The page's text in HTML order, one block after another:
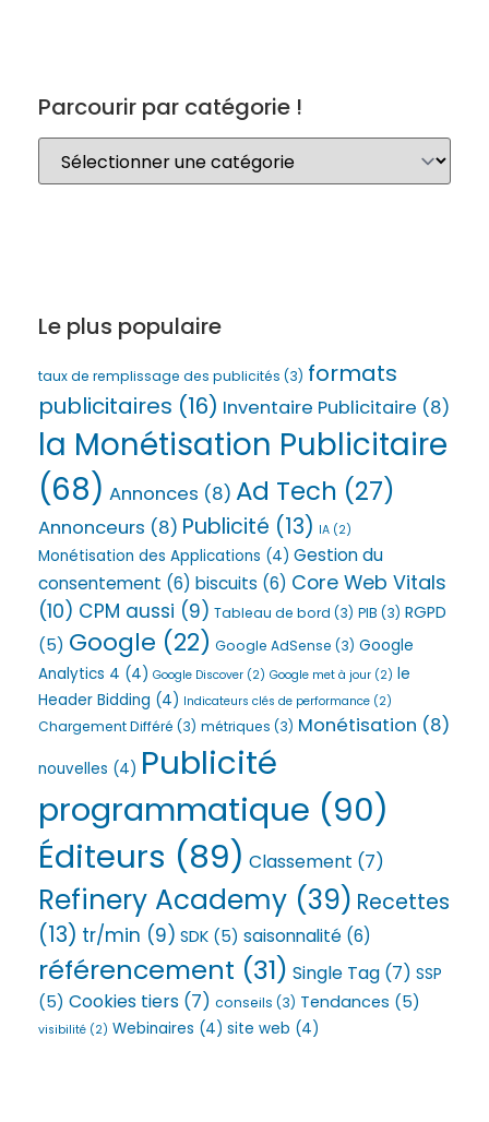
Parcourir par catégorie !
Le plus populaire
taux de remplissage des publicités (3) formats
publicitaires (16) Inventaire Publicitaire (8)
la Monétisation Publicitaire
(68) Annonces (8) Ad Tech (27)
Annonceurs (8) Publicité (13) IA (2)
Monétisation des Applications (4) Gestion du
consentement (6) biscuits (6) Core Web Vitals
(10) CPM aussi (9) Tableau de bord (3) PIB (3) RGPD
(5) Google (22) Google AdSense (3) Google
Analytics 4 (4) Google Discover (2) Google met à jour (2) le
Header Bidding (4) Indicateurs clés de performance (2)
Chargement Différé (3) métriques (3) Monétisation (8)
nouvelles (4) Publicité
programmatique (90)
Éditeurs (89) Classement (7)
Refinery Academy (39) Recettes
(13) tr/min (9) SDK (5) saisonnalité (6)
référencement (31) Single Tag (7) SSP
(5) Cookies tiers (7) conseils (3) Tendances (5)
visibilité (2) Webinaires (4) site web (4)